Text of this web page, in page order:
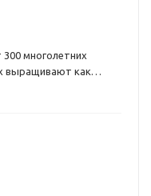
многолетних
выращивают как
или махровые,
в каменистых
более развитым